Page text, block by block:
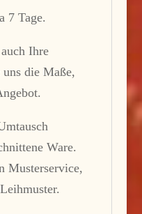
7 Tage.
Ihre
die Maße,
Ware.
Musterservice,